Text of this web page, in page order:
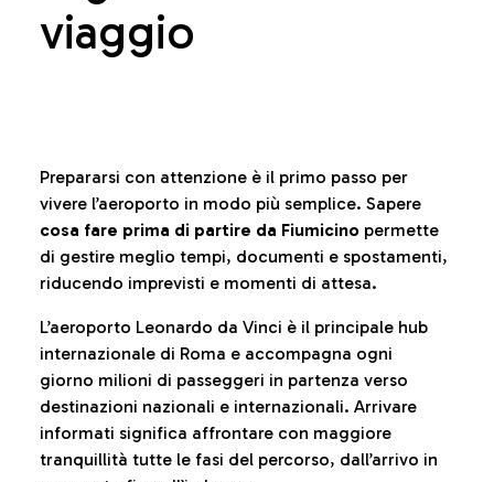
viaggio
Prepararsi con attenzione è il primo passo per
vivere l’aeroporto in modo più semplice. Sapere
cosa fare prima di partire da Fiumicino permette
di gestire meglio tempi, documenti e spostamenti,
riducendo imprevisti e momenti di attesa.
L’aeroporto Leonardo da Vinci è il principale hub
internazionale di Roma e accompagna ogni
giorno milioni di passeggeri in partenza verso
destinazioni nazionali e internazionali. Arrivare
informati significa affrontare con maggiore
tranquillità tutte le fasi del percorso, dall’arrivo in